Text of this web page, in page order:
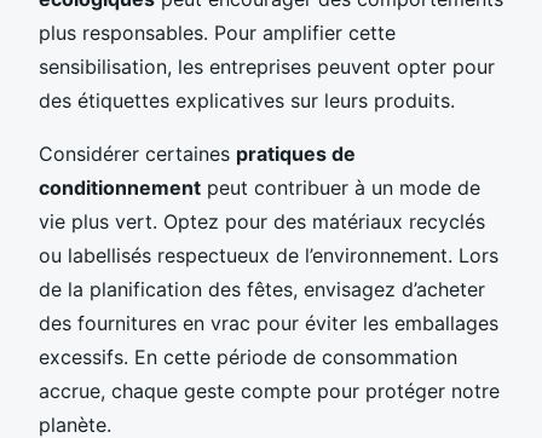
plus responsables. Pour amplifier cette
sensibilisation, les entreprises peuvent opter pour
des étiquettes explicatives sur leurs produits.
Considérer certaines pratiques de
conditionnement peut contribuer à un mode de
vie plus vert. Optez pour des matériaux recyclés
ou labellisés respectueux de l’environnement. Lors
de la planification des fêtes, envisagez d’acheter
des fournitures en vrac pour éviter les emballages
excessifs. En cette période de consommation
accrue, chaque geste compte pour protéger notre
planète.